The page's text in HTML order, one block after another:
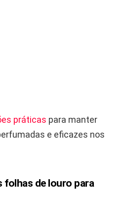
práticas para manter
e eficazes nos
folhas de louro para